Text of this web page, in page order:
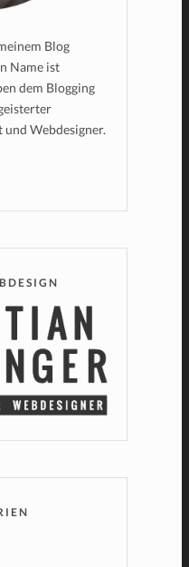
Blog
Name ist
dem Blogging
und Webdesigner.